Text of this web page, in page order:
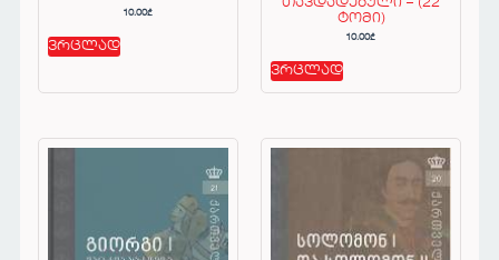
10.00₾
ვრცლად
თავდადებული – (22
ტომი)
10.00₾
ვრცლად